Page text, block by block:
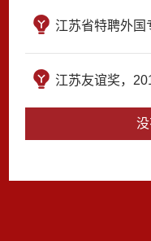
江苏省特聘外国
江苏友谊奖，